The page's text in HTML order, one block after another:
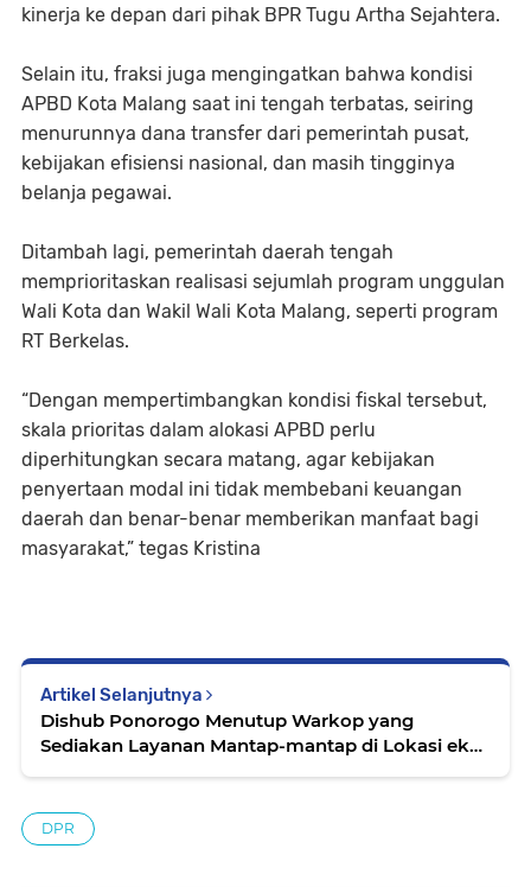
kinerja ke depan dari pihak BPR Tugu Artha Sejahtera.
Selain itu, fraksi juga mengingatkan bahwa kondisi
APBD Kota Malang saat ini tengah terbatas, seiring
menurunnya dana transfer dari pemerintah pusat,
kebijakan efisiensi nasional, dan masih tingginya
belanja pegawai.
Ditambah lagi, pemerintah daerah tengah
memprioritaskan realisasi sejumlah program unggulan
Wali Kota dan Wakil Wali Kota Malang, seperti program
RT Berkelas.
“Dengan mempertimbangkan kondisi fiskal tersebut,
skala prioritas dalam alokasi APBD perlu
diperhitungkan secara matang, agar kebijakan
penyertaan modal ini tidak membebani keuangan
daerah dan benar-benar memberikan manfaat bagi
masyarakat,” tegas Kristina
Artikel Selanjutnya
Dishub Ponorogo Menutup Warkop yang
Sediakan Layanan Mantap-mantap di Lokasi eks
DPR